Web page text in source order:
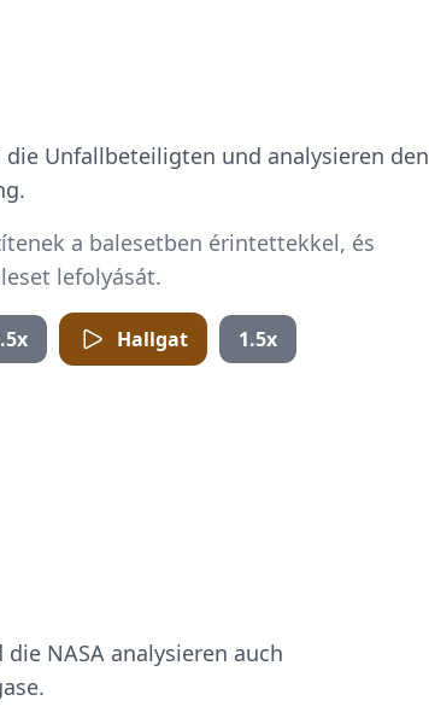
die Unfallbeteiligten und analysieren den
a balesetben érintettekkel, és
lefolyását.
Hallgat 1.5x
die NASA analysieren auch